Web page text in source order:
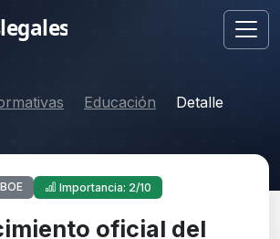
Educación Detalle
BOE Importancia: 2/10
oficial del